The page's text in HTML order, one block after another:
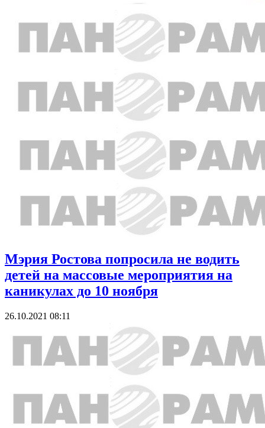
Мэрия Ростова попросила не водить
детей на массовые мероприятия на
каникулах до 10 ноября
26.10.2021 08:11